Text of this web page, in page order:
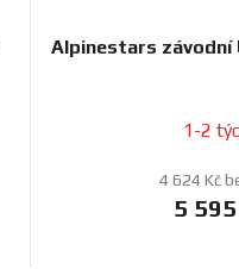
Alpinestars závodní
1-2
4 624 Kč
5